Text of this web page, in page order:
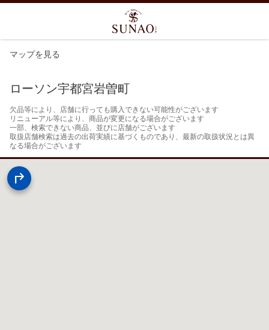
マップを見る
ローソン宇都宮岩曽町
欠品等により、店舗に行っても購入できない可能性がございます
リニューアル等により、商品が変更になる場合がございます
一部、検索できない商品、並びに店舗がございます
取扱店舗検索は過去の出荷実績に基づくものであり、最新の取扱状況とは異
なる場合がございます